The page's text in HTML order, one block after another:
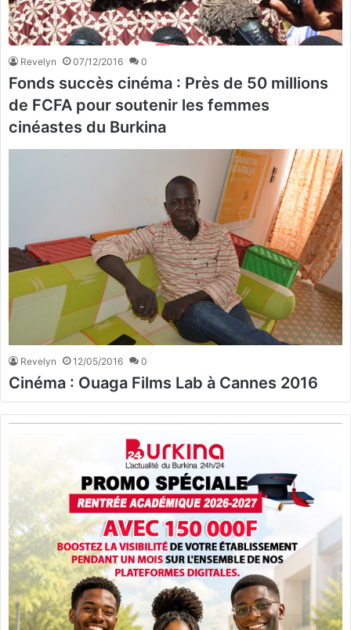
Revelyn 07/12/2016 0
Fonds succès cinéma : Près de 50 millions
de FCFA pour soutenir les femmes
cinéastes du Burkina
Revelyn 12/05/2016 0
Cinéma : Ouaga Films Lab à Cannes 2016